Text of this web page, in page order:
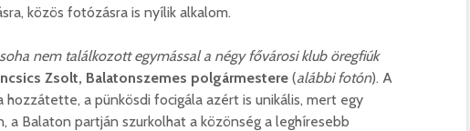
közös fotózásra is nyílik alkalom.
nem találkozott egymással a négy fővárosi klub öregfiúk
Zsolt, Balatonszemes polgármestere (alábbi fotón). A
a pünkösdi focigála azért is unikális, mert egy
a Balaton partján szurkolhat a közönség a leghíresebb